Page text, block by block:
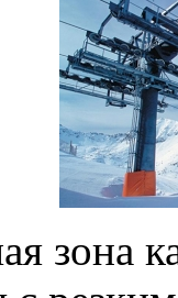
зона